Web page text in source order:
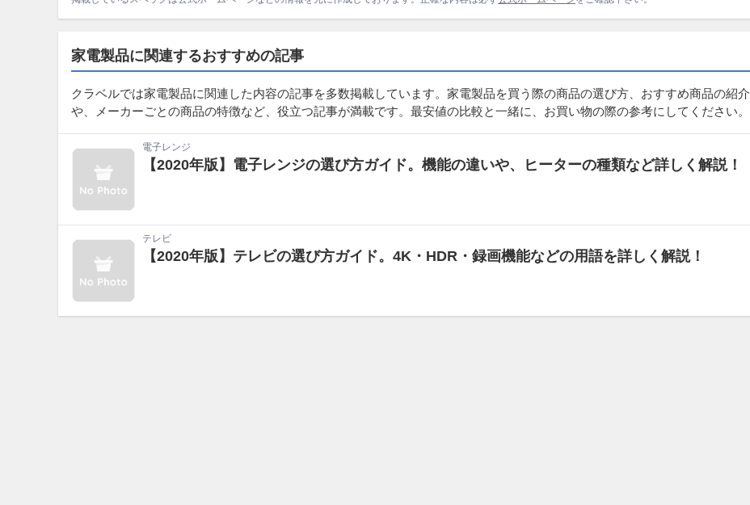
家電製品に関連するおすすめの記事
クラベルでは家電製品に関連した内容の記事を多数掲載しています。家電製品を買う際の商品の選び方、おすすめ商品の紹介
や、メーカーごとの商品の特徴など、役立つ記事が満載です。最安値の比較と一緒に、お買い物の際の参考にしてください。
電子レンジ
【2020年版】電子レンジの選び方ガイド。機能の違いや、ヒーターの種類など詳しく解説！
テレビ
【2020年版】テレビの選び方ガイド。4K・HDR・録画機能などの用語を詳しく解説！